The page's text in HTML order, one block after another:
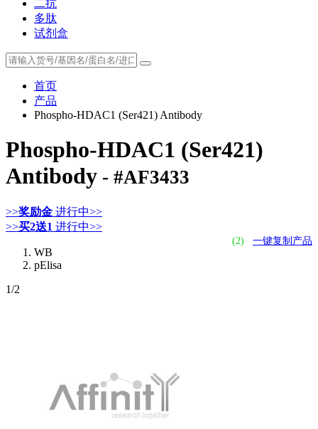
二抗
多肽
试剂盒
首页
产品
Phospho-HDAC1 (Ser421) Antibody
Phospho-HDAC1 (Ser421)
Antibody - #AF3433
>>奖励金 进行中>>
>>买2送1 进行中>>
(2) 一键复制产品
WB
pElisa
1/2